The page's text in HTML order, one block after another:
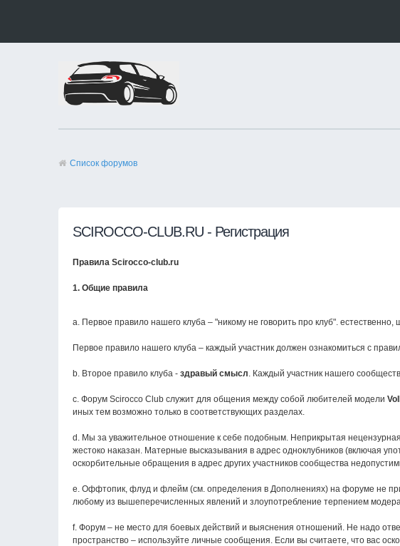
Список форумов
SCIROCCO-CLUB.RU - Регистрация
Правила Scirocco-club.ru
1. Общие правила
a. Первое правило нашего клуба – "никому не говорить про клуб". естественно,
Первое правило нашего клуба – каждый участник должен ознакомиться с
b. Второе правило клуба - здравый смысл. Каждый участник нашего
c. Форум Scirocco Club служит для общения между собой любителей модели
иных тем возможно только в соответствующих разделах.
d. Мы за уважительное отношение к себе подобным. Неприкрытая
жестоко наказан. Матерные высказывания в адрес одноклубников (включая
оскорбительные обращения в адрес других участников сообщества
e. Оффтопик, флуд и флейм (см. определения в Дополнениях) на форуме не
любому из вышеперечисленных явлений и злоупотребление терпением
f. Форум – не место для боевых действий и выяснения отношений. Не надо
пространство – используйте личные сообщения. Если вы считаете, что вас